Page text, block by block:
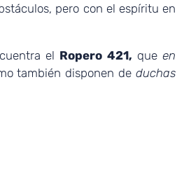
pero con el espíritu en
el Ropero 421, queen
también disponen deduchas